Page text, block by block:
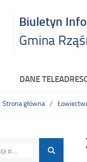
Biuletyn
Gmina
DANE
Strona główna